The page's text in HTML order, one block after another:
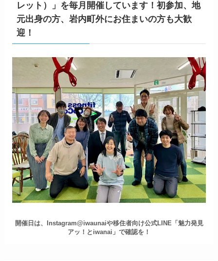
レット）」を毎月開催しています！初参加、地
元出身の方、岩内町外にお住まいの方も大歓
迎！
開催日は、Instagram@iwaunaiや移住者向け公式LINE「魅力発見
アッ！とiwanai」で確認を！